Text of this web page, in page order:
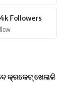
Followers
କ୍ରକେଟ୍ ଖେଳାଳି